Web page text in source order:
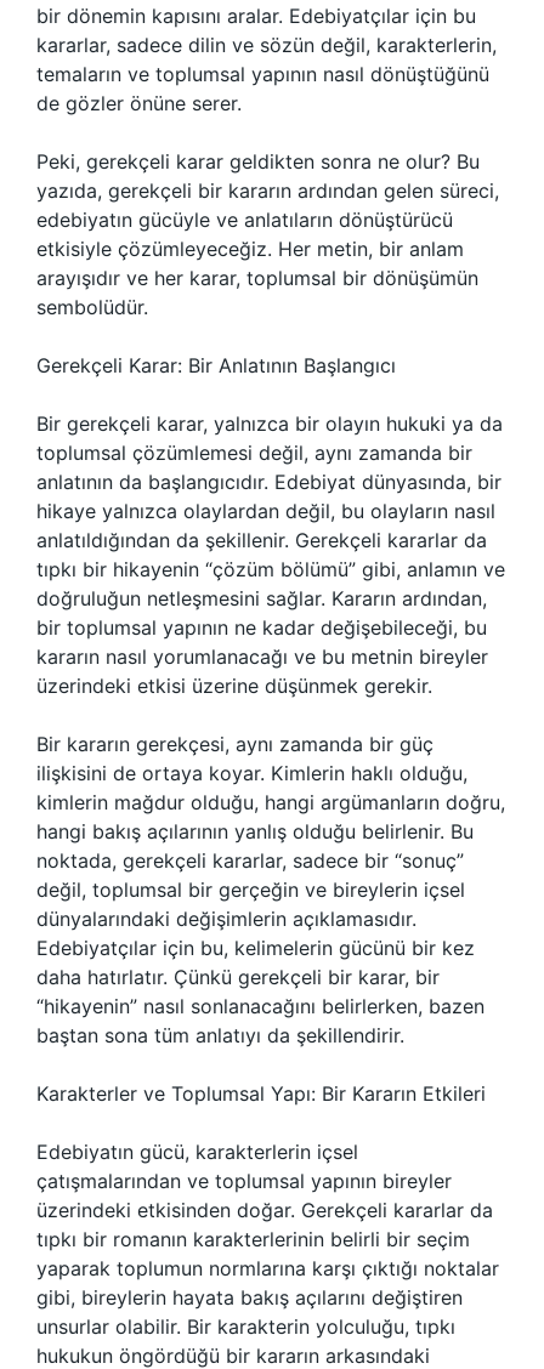
bir dönemin kapısını aralar. Edebiyatçılar için bu
kararlar, sadece dilin ve sözün değil, karakterlerin,
temaların ve toplumsal yapının nasıl dönüştüğünü
de gözler önüne serer.
Peki, gerekçeli karar geldikten sonra ne olur? Bu
yazıda, gerekçeli bir kararın ardından gelen süreci,
edebiyatın gücüyle ve anlatıların dönüştürücü
etkisiyle çözümleyeceğiz. Her metin, bir anlam
arayışıdır ve her karar, toplumsal bir dönüşümün
sembolüdür.
Gerekçeli Karar: Bir Anlatının Başlangıcı
Bir gerekçeli karar, yalnızca bir olayın hukuki ya da
toplumsal çözümlemesi değil, aynı zamanda bir
anlatının da başlangıcıdır. Edebiyat dünyasında, bir
hikaye yalnızca olaylardan değil, bu olayların nasıl
anlatıldığından da şekillenir. Gerekçeli kararlar da
tıpkı bir hikayenin “çözüm bölümü” gibi, anlamın ve
doğruluğun netleşmesini sağlar. Kararın ardından,
bir toplumsal yapının ne kadar değişebileceği, bu
kararın nasıl yorumlanacağı ve bu metnin bireyler
üzerindeki etkisi üzerine düşünmek gerekir.
Bir kararın gerekçesi, aynı zamanda bir güç
ilişkisini de ortaya koyar. Kimlerin haklı olduğu,
kimlerin mağdur olduğu, hangi argümanların doğru,
hangi bakış açılarının yanlış olduğu belirlenir. Bu
noktada, gerekçeli kararlar, sadece bir “sonuç”
değil, toplumsal bir gerçeğin ve bireylerin içsel
dünyalarındaki değişimlerin açıklamasıdır.
Edebiyatçılar için bu, kelimelerin gücünü bir kez
daha hatırlatır. Çünkü gerekçeli bir karar, bir
“hikayenin” nasıl sonlanacağını belirlerken, bazen
baştan sona tüm anlatıyı da şekillendirir.
Karakterler ve Toplumsal Yapı: Bir Kararın Etkileri
Edebiyatın gücü, karakterlerin içsel
çatışmalarından ve toplumsal yapının bireyler
üzerindeki etkisinden doğar. Gerekçeli kararlar da
tıpkı bir romanın karakterlerinin belirli bir seçim
yaparak toplumun normlarına karşı çıktığı noktalar
gibi, bireylerin hayata bakış açılarını değiştiren
unsurlar olabilir. Bir karakterin yolculuğu, tıpkı
hukukun öngördüğü bir kararın arkasındaki